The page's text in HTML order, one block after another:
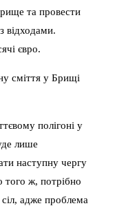
та провести
відходами.
євро.
сміття у Брищі
полігоні у
лише
наступну чергу
того ж, потрібно
адже проблема